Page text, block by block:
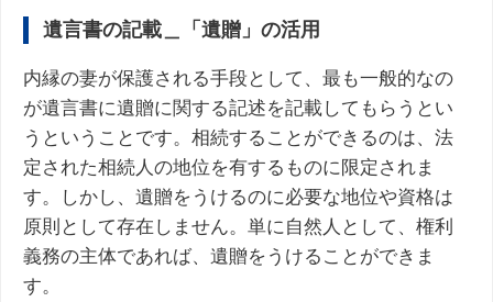
遺言書の記載＿「遺贈」の活用
内縁の妻が保護される手段として、最も一般的なの
が遺言書に遺贈に関する記述を記載してもらうとい
うということです。相続することができるのは、法
定された相続人の地位を有するものに限定されま
す。しかし、遺贈をうけるのに必要な地位や資格は
原則として存在しません。単に自然人として、権利
義務の主体であれば、遺贈をうけることができま
す。